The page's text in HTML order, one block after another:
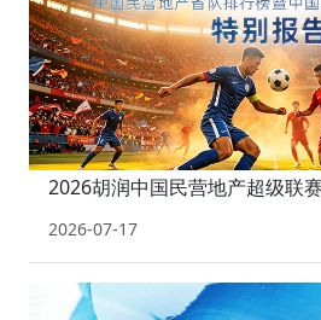
2026胡润中国民营地产超级联赛
2026-07-17